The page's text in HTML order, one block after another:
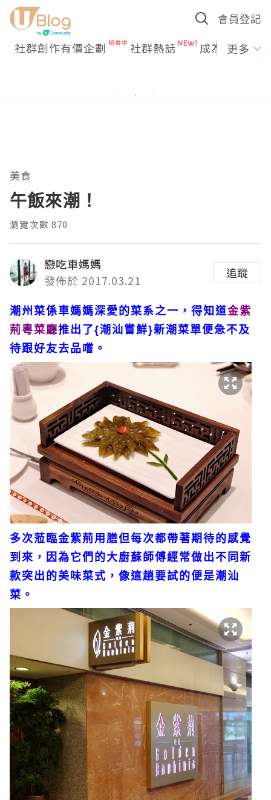
會員登記
社群創作有價企劃 社群熱話 成為U更多
美食
午飯來潮！
瀏覽次數:870
戀吃車媽媽
發佈於 2017.03.21
追蹤
潮州菜係車媽媽深愛的菜系之一，得知道金紫
荊粵菜廳推出了{潮汕嘗鮮}新潮菜單便急不及
待跟好友去品嚐。
多次蒞臨金紫荊用膳但每次都帶著期待的感覺
到來，因為它們的大廚蘇師傅經常做出不同新
款突出的美味菜式，像這趟要試的便是潮汕
菜。